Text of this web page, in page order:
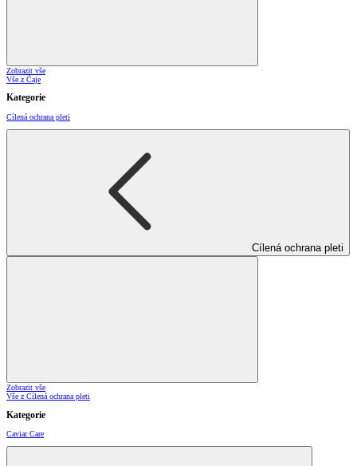
Zobrazit vše
Vše z Čaje
Kategorie
Cílená ochrana pleti
Cílená ochrana pleti
Zobrazit vše
Vše z Cílená ochrana pleti
Kategorie
Caviar Care